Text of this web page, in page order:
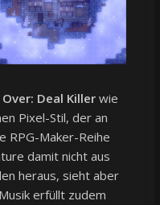
Deal Killerwie
Pixel-Stil, der an
RPG-Maker-Reihe
damit nicht aus
heraus, sieht aber
erfüllt zudem